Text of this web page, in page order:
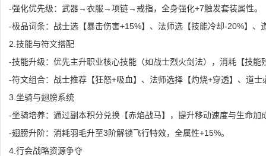
-强化优先级：武器→衣服→项链→戒指，全身强化+7触发套装属性。
-极品词条：战士选【暴击伤害+15%】、法师选【技能冷却-20%】、
2.技能与符文搭配
-技能升级：优先主升职业核心技能（如战士烈火剑法），消耗【技能
-符文组合：战士推荐【狂怒+吸血】、法师选择【灼烧+穿透】、道
3.坐骑与翅膀系统
-坐骑培养：通过副本积分兑换【赤焰战马】，提升移动速度与生命加
-翅膀升阶：消耗羽毛升至3阶解锁飞行特效，全属性+15%。
4.行会战略资源争夺